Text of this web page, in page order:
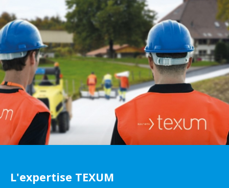
L'expertise TEXUM